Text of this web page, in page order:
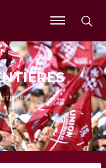
Ouvrir
le
menu